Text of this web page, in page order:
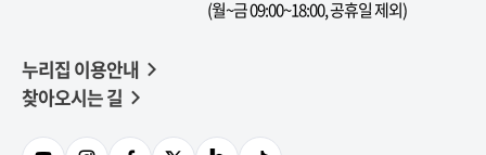
(월~금 09:00~18:00, 공휴일 제외)
누리집 이용안내
찾아오시는 길